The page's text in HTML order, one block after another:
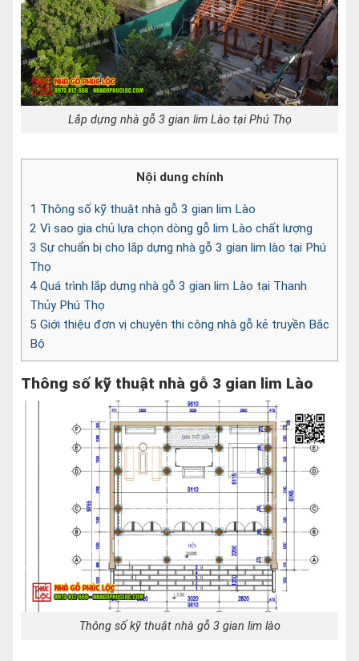
Lắp dựng nhà gỗ 3 gian lim Lào tại Phú Thọ
Nội dung chính
1 Thông số kỹ thuật nhà gỗ 3 gian lim Lào
2 Vì sao gia chủ lựa chọn dòng gỗ lim Lào chất lượng
3 Sự chuẩn bị cho lắp dựng nhà gỗ 3 gian lim lào tại Phú
Thọ
4 Quá trình lắp dựng nhà gỗ 3 gian lim Lào tại Thanh
Thủy Phú Thọ
5 Giới thiệu đơn vị chuyên thi công nhà gỗ kẻ truyền Bắc
Bộ
Thông số kỹ thuật nhà gỗ 3 gian lim Lào
Thông số kỹ thuật nhà gỗ 3 gian lim lào